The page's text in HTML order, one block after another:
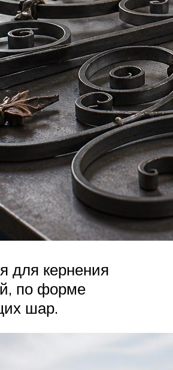
для кернения
по форме
шар.